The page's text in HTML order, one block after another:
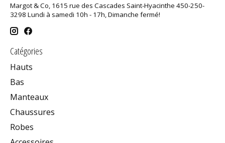
Margot & Co, 1615 rue des Cascades Saint-Hyacinthe 450-250-
3298 Lundi à samedi 10h - 17h, Dimanche fermé!
Catégories
Hauts
Bas
Manteaux
Chaussures
Robes